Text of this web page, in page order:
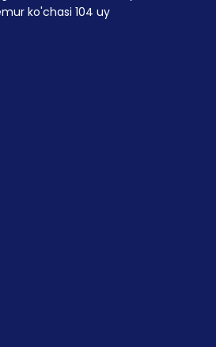
ko'chasi 104 uy